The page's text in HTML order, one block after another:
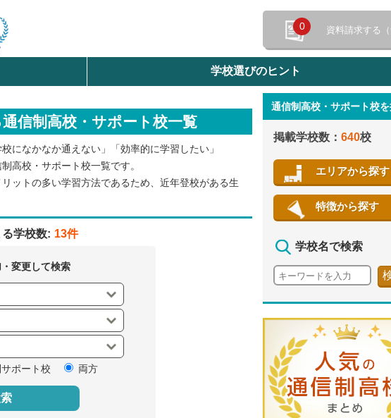
0 資料請求する（
検索
エリアを選択して探す
北海道・東北
北陸・甲信越
九州・沖縄
閉じる
学校選びのヒント
信制高校・サポート校一覧
になかなか通えない」「効率的に学習したい」
高校・サポート校一覧です。
ットの多い学習方法であるため、近年登校がある生
学校数: 13件
変更して検索
ポート校 両方
通信制高校・サポート校
掲載学校数： 640校
エリアから探す
特徴から探す
学校名で検索